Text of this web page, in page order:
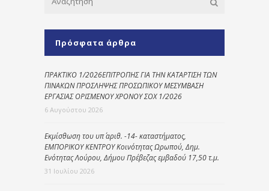
Πρόσφατα άρθρα
ΠΡΑΚΤΙΚΟ 1/2026ΕΠΙΤΡΟΠΗΣ ΓΙΑ ΤΗΝ ΚΑΤΑΡΤΙΣΗ ΤΩΝ
ΠΙΝΑΚΩΝ ΠΡΟΣΛΗΨΗΣ ΠΡΟΣΩΠΙΚΟΥ ΜΕΣΥΜΒΑΣΗ
ΕΡΓΑΣΙΑΣ ΟΡΙΣΜΕΝΟΥ ΧΡΟΝΟΥ ΣΟΧ 1/2026
6 Αυγούστου 2026
Εκμίσθωση του υπ΄ αριθ. -14- καταστήματος,
ΕΜΠΟΡΙΚΟΥ ΚΕΝΤΡΟΥ Κοινότητας Ωρωπού, Δημ.
Ενότητας Λούρου, Δήμου Πρέβεζας εμβαδού 17,50 τ.μ.
31 Ιουλίου 2026